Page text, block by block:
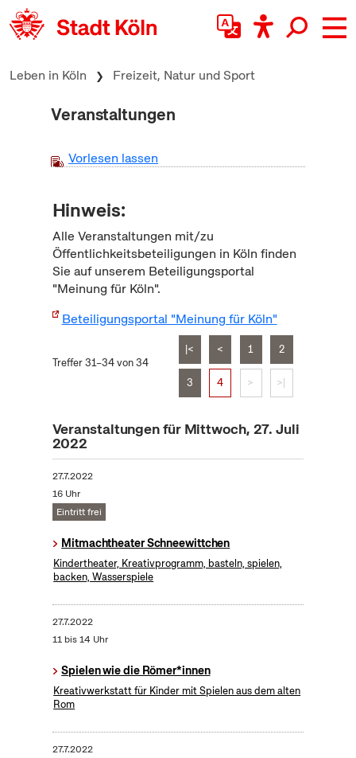
zum Inhalt springen
Leben in Köln Freizeit, Natur und Sport
Veranstaltungen
Vorlesen lassen
Hinweis:
Alle Veranstaltungen mit/zu
Öffentlichkeitsbeteiligungen in Köln finden
Sie auf unserem Beteiligungsportal
"Meinung für Köln".
Beteiligungsportal "Meinung für Köln"
Treffer 31–34 von 34
|< < 1 2
3 4 > >|
Veranstaltungen für Mittwoch, 27. Juli
2022
27.7.2022
16 Uhr
Eintritt frei
Mitmachtheater Schneewittchen
Kindertheater, Kreativprogramm, basteln, spielen,
backen, Wasserspiele
27.7.2022
11 bis 14 Uhr
Spielen wie die Römer*innen
Kreativwerkstatt für Kinder mit Spielen aus dem alten
Rom
27.7.2022